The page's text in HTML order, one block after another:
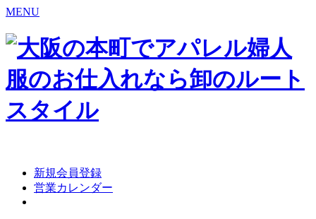
MENU
Skip
新規会員登録
営業カレンダー